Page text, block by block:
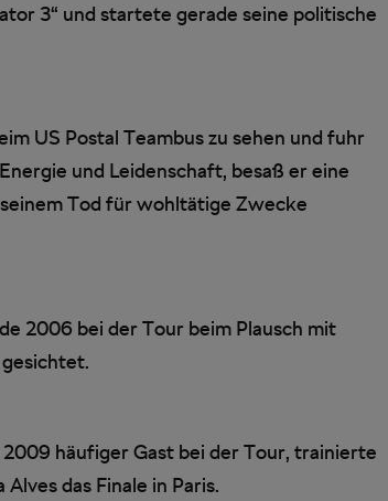
3“ und startete gerade seine politische
US Postal Teambus zu sehen und fuhr
und Leidenschaft, besaß er eine
Tod für wohltätige Zwecke
2006 bei der Tour beim Plausch mit
häufiger Gast bei der Tour, trainierte
das Finale in Paris.